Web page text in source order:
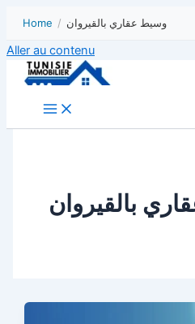
Home / وسيط عقاري بالقيروان
Aller au contenu
بالقيروان